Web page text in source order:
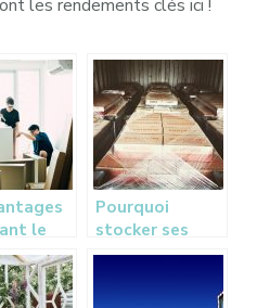
les rendements clés ici !
le
faire
un
Pourquoi
stocker ses
meubles dans